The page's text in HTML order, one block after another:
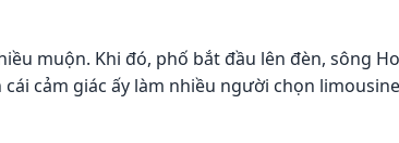
muộn. Khi đó, phố bắt đầu lên đèn, sông
cảm giác ấy làm nhiều người chọn